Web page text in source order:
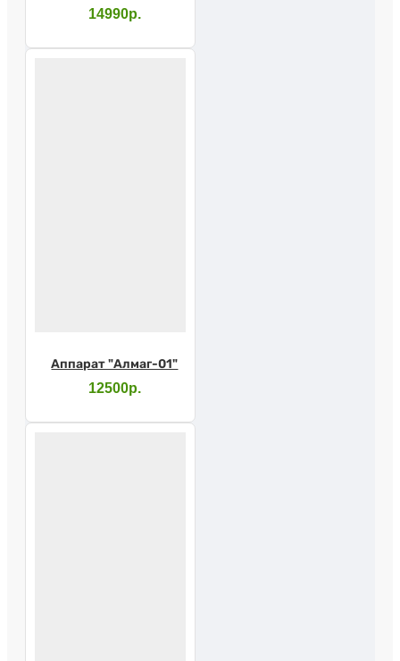
14990р.
Аппарат "Алмаг-01"
12500р.